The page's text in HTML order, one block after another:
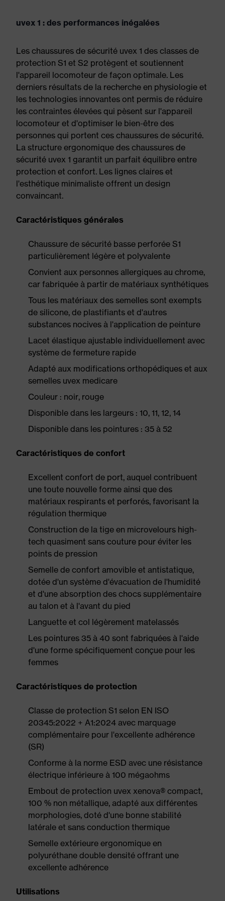
uvex 1 : des performances inégalées
Les chaussures de sécurité uvex 1 des classes de
protection S1 et S2 protègent et soutiennent
l'appareil locomoteur de façon optimale. Les
derniers résultats de la recherche en physiologie et
les technologies innovantes ont permis de réduire
les contraintes élevées qui pèsent sur l'appareil
locomoteur et d'optimiser le bien-être des
personnes qui portent ces chaussures de sécurité.
La structure ergonomique des chaussures de
sécurité uvex 1 garantit un parfait équilibre entre
protection et confort. Les lignes claires et
l'esthétique minimaliste offrent un design
convaincant.
Caractéristiques générales
Chaussure de sécurité basse perforée S1
particulièrement légère et polyvalente
Convient aux personnes allergiques au chrome,
car fabriquée à partir de matériaux synthétiques
Tous les matériaux des semelles sont exempts
de silicone, de plastifiants et d'autres
substances nocives à l'application de peinture
Lacet élastique ajustable individuellement avec
système de fermeture rapide
Adapté aux modifications orthopédiques et aux
semelles uvex medicare
Couleur : noir, rouge
Disponible dans les largeurs : 10, 11, 12, 14
Disponible dans les pointures : 35 à 52
Caractéristiques de confort
Excellent confort de port, auquel contribuent
une toute nouvelle forme ainsi que des
matériaux respirants et perforés, favorisant la
régulation thermique
Construction de la tige en microvelours high-
tech quasiment sans couture pour éviter les
points de pression
Semelle de confort amovible et antistatique,
dotée d'un système d'évacuation de l'humidité
et d'une absorption des chocs supplémentaire
au talon et à l'avant du pied
Languette et col légèrement matelassés
Les pointures 35 à 40 sont fabriquées à l'aide
d'une forme spécifiquement conçue pour les
femmes
Caractéristiques de protection
Classe de protection S1 selon EN ISO
20345:2022 + A1:2024 avec marquage
complémentaire pour l'excellente adhérence
(SR)
Conforme à la norme ESD avec une résistance
électrique inférieure à 100 mégaohms
Embout de protection uvex xenova® compact,
100 % non métallique, adapté aux différentes
morphologies, doté d'une bonne stabilité
latérale et sans conduction thermique
Semelle extérieure ergonomique en
polyuréthane double densité offrant une
excellente adhérence
Utilisations